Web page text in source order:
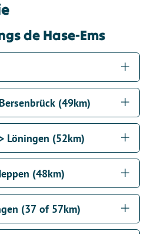
de Hase-Ems
(49km)
Löningen (52km)
(48km)
(37 of 57km)